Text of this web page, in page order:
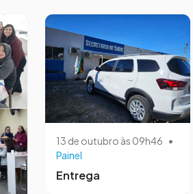
13 de outubro às 09h46 •
Painel
Entrega